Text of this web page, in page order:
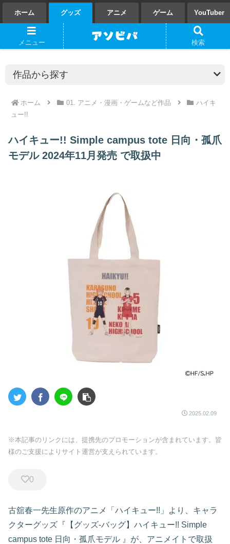
ホーム グッズ アニメ ゲーム YouTuber
ホーム 01. アニメ・漫画・ゲームなど作品
ハイキ
ュー!!
ハイキュー!! Simple campus tote 日向・孤爪
モデル 2024年11月発売 で取扱中
2025.02.09
※本記事のリンクには、提携先のプロモーションが含まれています。皆
様のご支援によりサイト運営が支えられています。
0
古舘春一先生原作のアニメ「ハイキュー!!」より、キャラ
クターグッズ『【グッズ-バッグ】ハイキュー!! Simple
campus tote 日向・孤爪モデル 』が、アニメイトで取扱
メニュー 検索